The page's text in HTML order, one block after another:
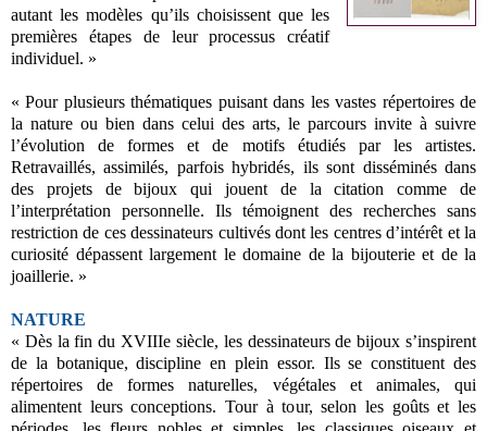
autant les modèles qu’ils choisissent que les
premières étapes de leur processus créatif
individuel. »
« Pour plusieurs thématiques puisant dans les vastes répertoires de
la nature ou bien dans celui des arts, le parcours invite à suivre
l’évolution de formes et de motifs étudiés par les artistes.
Retravaillés, assimilés, parfois hybridés, ils sont disséminés dans
des projets de bijoux qui jouent de la citation comme de
l’interprétation personnelle. Ils témoignent des recherches sans
restriction de ces dessinateurs cultivés dont les centres d’intérêt et la
curiosité dépassent largement le domaine de la bijouterie et de la
joaillerie. »
NATURE
« Dès la fin du XVIIIe siècle, les dessinateurs de bijoux s’inspirent
de la botanique, discipline en plein essor. Ils se constituent des
répertoires de formes naturelles, végétales et animales, qui
alimentent leurs conceptions. Tour à tour, selon les goûts et les